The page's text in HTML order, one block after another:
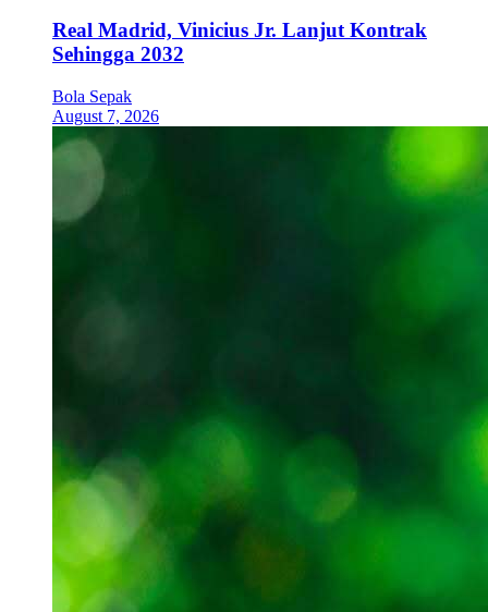
Real Madrid, Vinicius Jr. Lanjut Kontrak
Sehingga 2032
Bola Sepak
August 7, 2026